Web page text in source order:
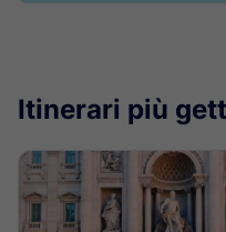
Itinerari più